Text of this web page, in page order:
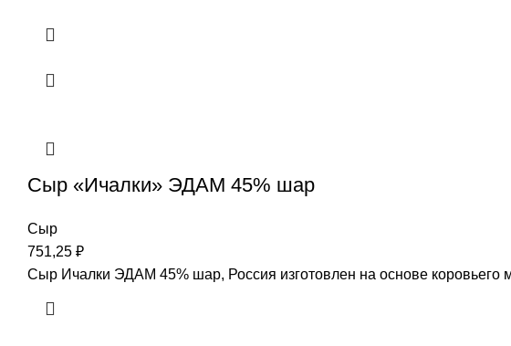
Сыр «Ичалки» ЭДАМ 45% шар
Сыр
751,25 ₽
Сыр Ичалки ЭДАМ 45% шар, Россия изготовлен на основе коровьего